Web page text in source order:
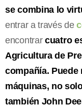
se combina lo
entrar a través de
encontrar cuatro
Agricultura de
compañía. Puede
máquinas, no
también John